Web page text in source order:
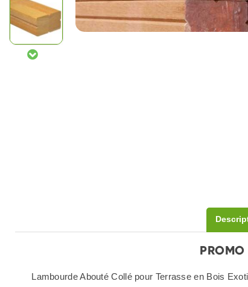
Lambourde Abouté Collé pour Terrasse en Bois